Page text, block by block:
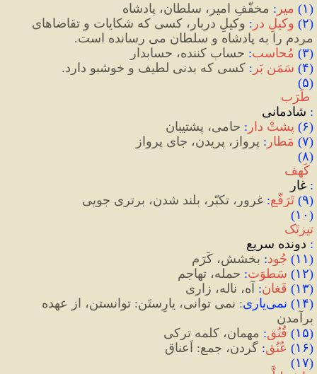
(۱) میر : مخفّفِ امیر، سلطان، پادشاه
(۲) وکیلِ در :
مردم را به پادشاه و سلطان می رسانده است.
(۳) مُحاسب: حساب کننده، حسابدار
(۴) سَمَن بَر : کسی که بدنی لطیف و خوشبو دارد.
(۵)
طَرَب
: شادمانی
(۶) پشتْ دار : حامی، پشتیبان
(۷) مَطار : پرواز، پریدن، جای پرواز
(۸)
کَهف
: غار
(۹) تَرَفُّع: غرور، تکبّر، بلند شدن، برتری جویی
(۱۰)
تیزتَک
: دونده سریع
(۱۱) جُود: بخشش، کَرَم
(۱۲) سَطوَت: حمله، تهاجم
(۱۳) فَغان: آه، ناله، زاری
(۱۴) نمییاری
برآمدن
(۱۵) قُنُق: مهمان، کلمه ترکی
(۱۶) عُنُق: گردن، جمع: اَعناق
(۱۷)